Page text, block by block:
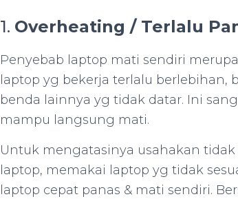
1. Overheating / Terlalu
Penyebab laptop mati sendiri
laptop yg bekerja terlalu berlebihan,
benda lainnya yg tidak datar. Ini
mampu langsung mati.
Untuk mengatasinya usahakan
laptop, memakai laptop yg tidak
laptop cepat panas & mati sendiri.